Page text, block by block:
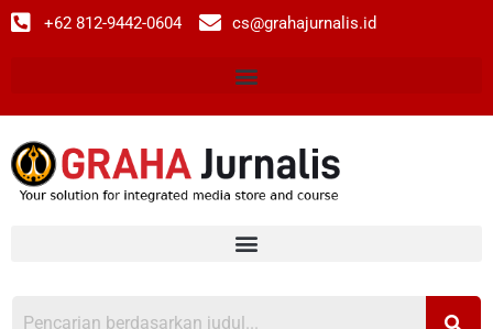
+62 812-9442-0604 cs@grahajurnalis.id